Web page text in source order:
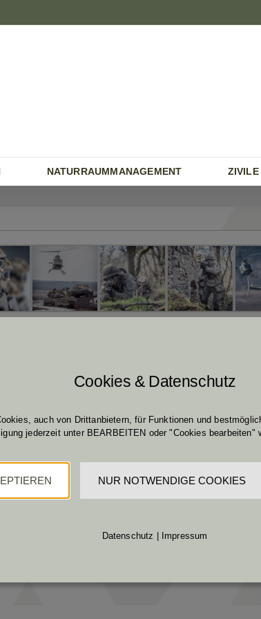
NATURRAUMMANAGEMENT ZIVILE
Cookies & Datenschutz
auch von Drittanbietern, für Funktionen und
jederzeit unter BEARBEITEN oder "Cookies bearbeiten"
NUR NOTWENDIGE COOKIES
Datenschutz Impressum